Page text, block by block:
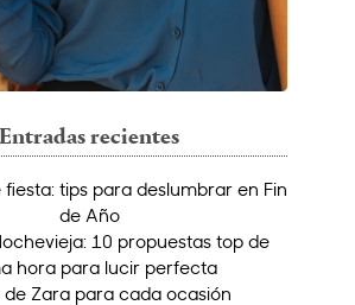
Entradas recientes
fiesta: tips para deslumbrar en Fin
de Año
10 propuestas top de
hora para lucir perfecta
de Zara para cada ocasión